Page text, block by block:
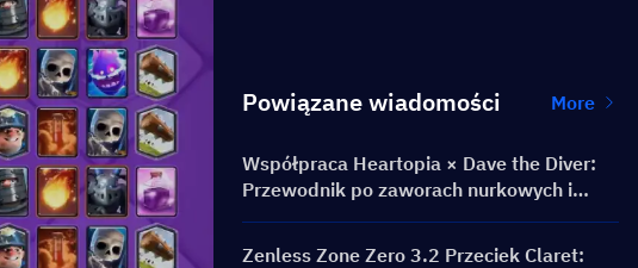
Powiązane wiadomości More
Współpraca Heartopia × Dave the Diver:
Przewodnik po zaworach nurkowych i
nagrodach
Zenless Zone Zero 3.2 Przeciek Claret: